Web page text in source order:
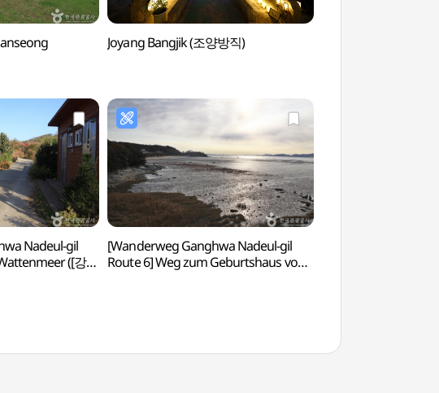
Joyang Bangjik (조양방직)
Nadeul-gil
([강화
[Wanderweg Ganghwa Nadeul-gil
Route 6] Weg zum Geburtshaus von